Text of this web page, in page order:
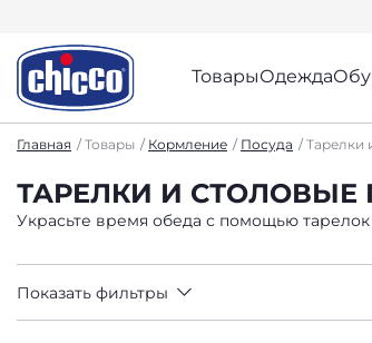
ТоварыОдежда
Главная Товары Кормление Посуда Тарелки
ТАРЕЛКИ И СТОЛОВЫЕ
Украсьте время обеда с помощью
Показать фильтры